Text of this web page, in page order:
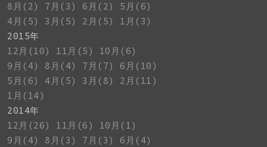
8月(2)
7月(3) 6月(2)
5月(6)
4月(5)
3月(5) 2月(5)
1月(3)
2015年
12月(10)
11月(5)
10月(6)
9月(4)
8月(4) 7月(7)
6月(10)
5月(6)
4月(5) 3月(8)
2月(11)
1月(14)
2014年
12月(26)
11月(6)
10月(1)
9月(4)
8月(3) 7月(3)
6月(4)